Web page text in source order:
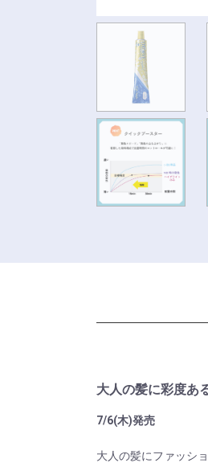
大人の髪に彩度あ
7/6(木)発売
大人の髪にファッシ